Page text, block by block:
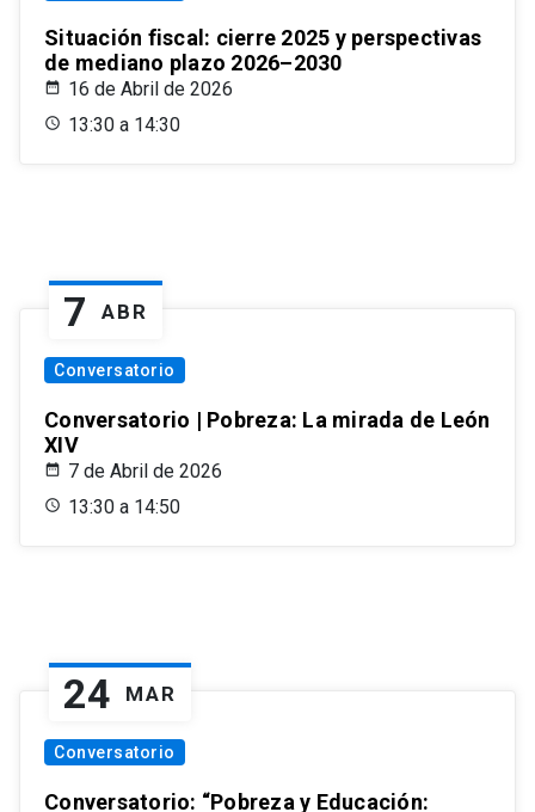
Situación fiscal: cierre 2025 y perspectivas
de mediano plazo 2026–2030
16 de Abril de 2026
13:30 a 14:30
7 ABR
Conversatorio
Conversatorio | Pobreza: La mirada de León
XIV
7 de Abril de 2026
13:30 a 14:50
24 MAR
Conversatorio
Conversatorio: “Pobreza y Educación: